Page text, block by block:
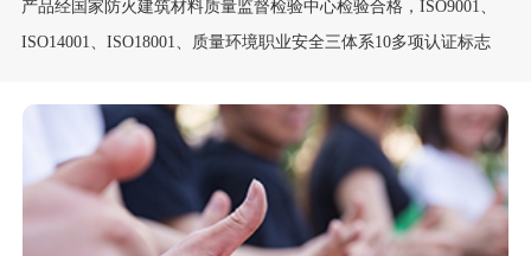
产品经国家防火建筑材料质量监督检验中心检验合格，ISO9001、
ISO14001、ISO18001、质量环境职业安全三体系10多项认证标志